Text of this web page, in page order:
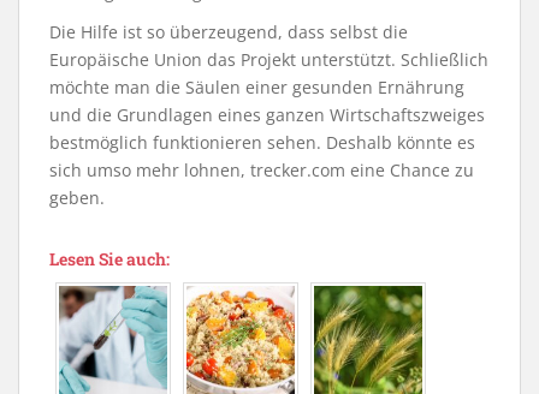
Die Hilfe ist so überzeugend, dass selbst die
Europäische Union das Projekt unterstützt. Schließlich
möchte man die Säulen einer gesunden Ernährung
und die Grundlagen eines ganzen Wirtschaftszweiges
bestmöglich funktionieren sehen. Deshalb könnte es
sich umso mehr lohnen, trecker.com eine Chance zu
geben.
Lesen Sie auch: